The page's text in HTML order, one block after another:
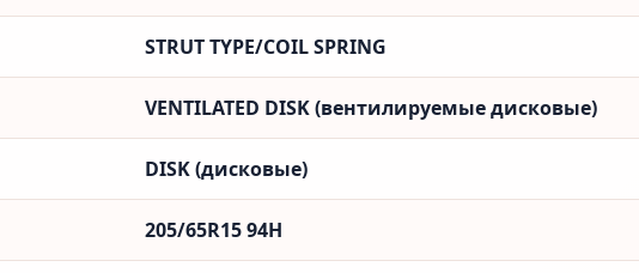
STRUT TYPE/COIL SPRING
VENTILATED DISK (вентилируемые дисковые)
DISK (дисковые)
205/65R15 94H